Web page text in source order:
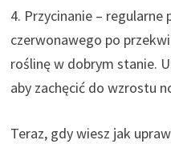
4. Przycinanie – regularne
czerwonawego po
roślinę w dobrym stanie.
aby zachęcić do wzrostu
Teraz, gdy wiesz jak